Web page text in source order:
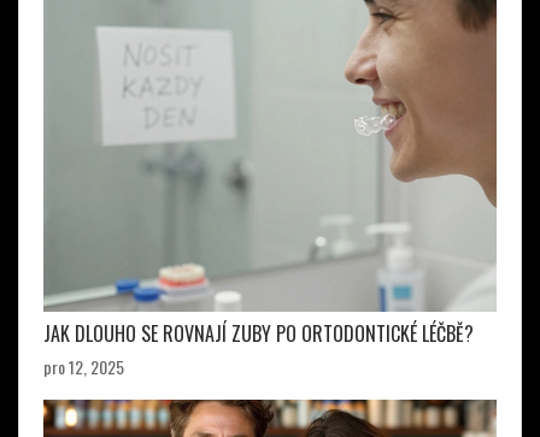
JAK DLOUHO SE ROVNAJÍ ZUBY PO ORTODONTICKÉ LÉČBĚ?
pro 12, 2025